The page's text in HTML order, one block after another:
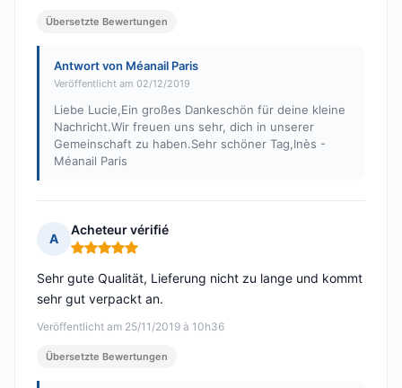
Übersetzte Bewertungen
Antwort von Méanail Paris
Veröffentlicht am 02/12/2019
Liebe Lucie,Ein großes Dankeschön für deine kleine
Nachricht.Wir freuen uns sehr, dich in unserer
Gemeinschaft zu haben.Sehr schöner Tag,Inès -
Méanail Paris
A
Acheteur vérifié
Hinweis: 5 von 5
Veröffentlicht am 25/11/2019 à 10h36
Sehr gute Qualität, Lieferung nicht zu lange und kommt
sehr gut verpackt an.
Übersetzte Bewertungen